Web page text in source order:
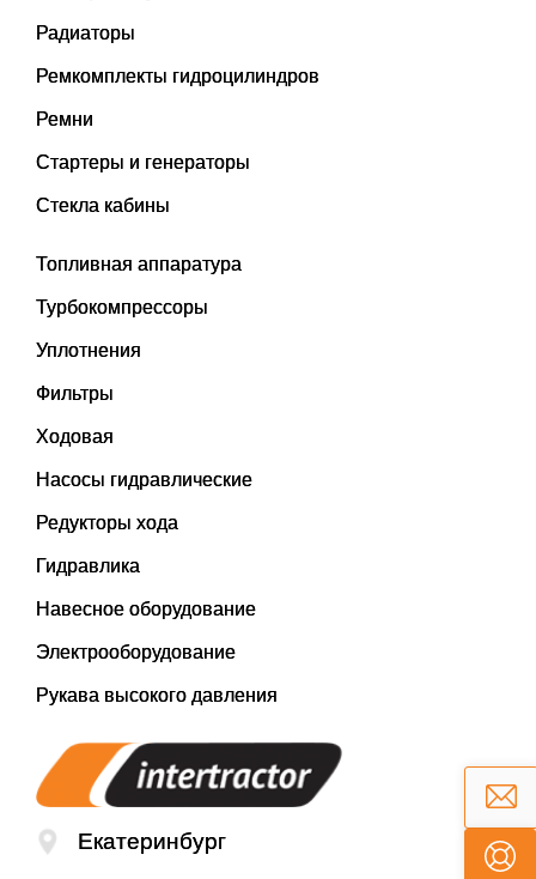
Радиаторы
Ремкомплекты гидроцилиндров
Ремни
Стартеры и генераторы
Стекла кабины
Топливная аппаратура
Турбокомпрессоры
Уплотнения
Фильтры
Ходовая
Насосы гидравлические
Редукторы хода
Гидравлика
Навесное оборудование
Электрооборудование
Рукава высокого давления
Екатеринбург